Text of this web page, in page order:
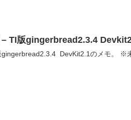
TI版gingerbread2.3.4